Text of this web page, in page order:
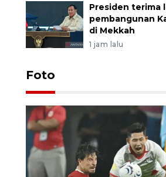
Presiden terima
pembangunan
di Mekkah
1 jam lalu
Foto